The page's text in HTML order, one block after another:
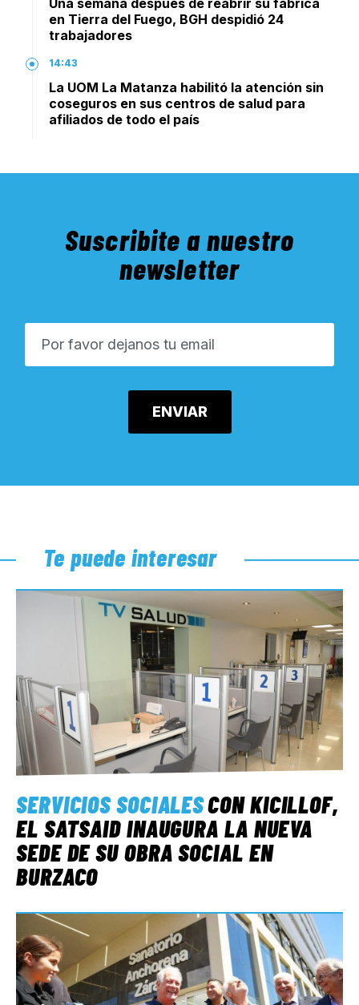
Una semana después de reabrir su fábrica
en Tierra del Fuego, BGH despidió 24
trabajadores
14:43
La UOM La Matanza habilitó la atención sin
coseguros en sus centros de salud para
afiliados de todo el país
Suscribite a nuestro
newsletter
Te puede interesar
SERVICIOS SOCIALESCON KICILLOF,
EL SATSAID INAUGURA LA NUEVA
SEDE DE SU OBRA SOCIAL EN
BURZACO